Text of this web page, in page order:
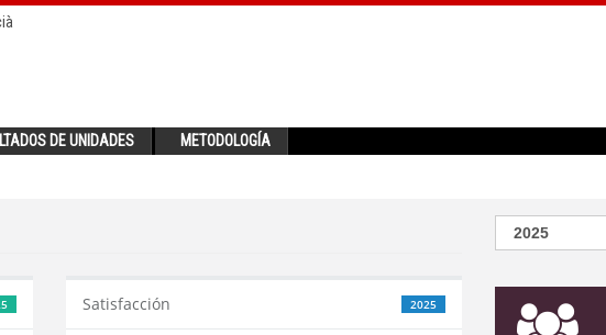
DE UNIDADES METODOLOGÍA
2025
Satisfacción